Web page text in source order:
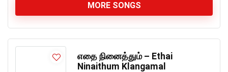
MORE SONGS
எதை நினைத்தும் – Ethai
Ninaithum Klangamal